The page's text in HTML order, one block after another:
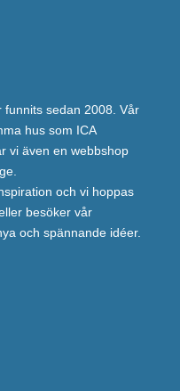
funnits sedan 2008. Vår
hus som ICA
vi även en webbshop
och vi hoppas
besöker vår
och spännande idéer.